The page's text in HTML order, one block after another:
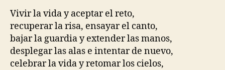
Vivir la vida y aceptar el reto,
recuperar la risa, ensayar el canto,
bajar la guardia y extender las manos,
desplegar las alas e intentar de nuevo,
celebrar la vida y retomar los cielos,